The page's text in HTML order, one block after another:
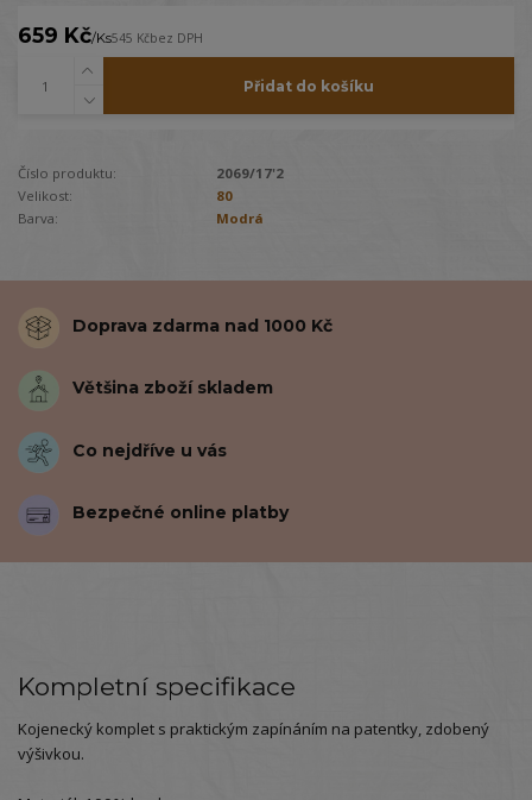
659 Kč/Ks545 Kčbez DPH
Přidat do košíku
Číslo produktu:
2069/17'2
Velikost:
80
Barva:
Modrá
Doprava zdarma nad 1000 Kč
Většina zboží skladem
Co nejdříve u vás
Bezpečné online platby
Kompletní specifikace
Kojenecký komplet s praktickým zapínáním na patentky, zdobený
výšivkou.